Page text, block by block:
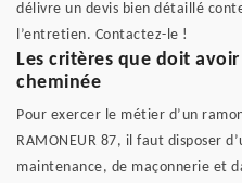
délivre un devis bien détaillé
l’entretien. Contactez-le !
Les critères que doit
cheminée
Pour exercer le métier d’un
RAMONEUR 87, il faut disposer
maintenance, de maçonnerie et